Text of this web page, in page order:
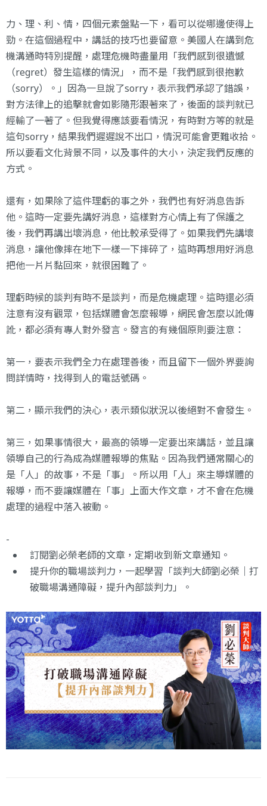
力、理、利、情，四個元素盤點一下，看可以從哪邊使得上
勁。在這個過程中，講話的技巧也要留意。美國人在講到危
機溝通時特別提醒，處理危機時盡量用「我們感到很遺憾
（regret）發生這樣的情況」，而不是「我們感到很抱歉
（sorry）。」因為一旦說了sorry，表示我們承認了錯誤，
對方法律上的追擊就會如影隨形跟著來了，後面的談判就已
經輸了一著了。但我覺得應該要看情況，有時對方等的就是
這句sorry，結果我們遲遲說不出口，情況可能會更難收拾。
所以要看文化背景不同，以及事件的大小，決定我們反應的
方式。
還有，如果除了這件理虧的事之外，我們也有好消息告訴
他。這時一定要先講好消息，這樣對方心情上有了保護之
後，我們再講出壞消息，他比較承受得了。如果我們先講壞
消息，讓他像摔在地下一樣一下摔碎了，這時再想用好消息
把他一片片黏回來，就很困難了。
理虧時候的談判有時不是談判，而是危機處理。這時還必須
注意有沒有觀眾，包括媒體會怎麼報導，網民會怎麼以訛傳
訛，都必須有專人對外發言。發言的有幾個原則要注意：
第一，要表示我們全力在處理善後，而且留下一個外界要詢
問詳情時，找得到人的電話號碼。
第二，顯示我們的決心，表示類似狀況以後絕對不會發生。
第三，如果事情很大，最高的領導一定要出來講話，並且讓
領導自己的行為成為媒體報導的焦點。因為我們通常關心的
是「人」的故事，不是「事」。所以用「人」來主導媒體的
報導，而不要讓媒體在「事」上面大作文章，才不會在危機
處理的過程中落入被動。
-
訂閱劉必榮老師的文章 ，定期收到新文章通知。
提升你的職場談判力，一起學習 「談判大師劉必榮｜打
破職場溝通障礙，提升內部談判力」
。